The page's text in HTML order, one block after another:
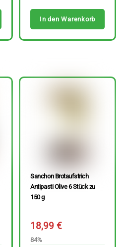
In den Warenkorb
Sanchon Brotaufstrich
Antipasti Olive 6 Stück zu
150 g
18,99€
84%